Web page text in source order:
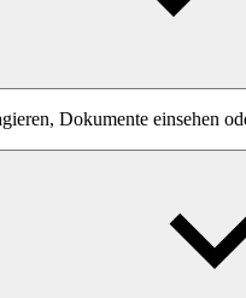
Dokumente einsehen